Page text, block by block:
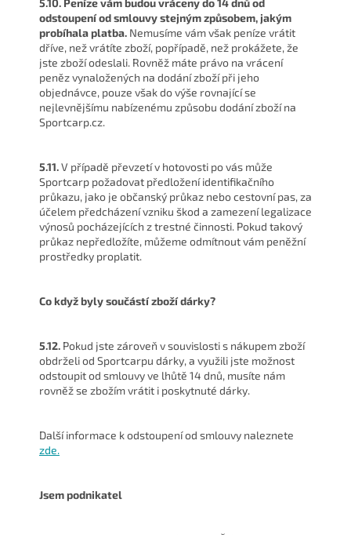
5.10. Peníze vám budou vráceny do 14 dnů od
odstoupení od smlouvy stejným způsobem, jakým
probíhala platba. Nemusíme vám však peníze vrátit
dříve, než vrátíte zboží, popřípadě, než prokážete, že
jste zboží odeslali. Rovněž máte právo na vrácení
peněz vynaložených na dodání zboží při jeho
objednávce, pouze však do výše rovnající se
nejlevnějšímu nabízenému způsobu dodání zboží na
Sportcarp.cz.
5.11.V případě převzetí v hotovosti po vás může
Sportcarp požadovat předložení identifikačního
průkazu, jako je občanský průkaz nebo cestovní pas, za
účelem předcházení vzniku škod a zamezení legalizace
výnosů pocházejících z trestné činnosti. Pokud takový
průkaz nepředložíte, můžeme odmítnout vám peněžní
prostředky proplatit.
Co když byly součástí zboží dárky?
5.12. Pokud jste zároveň v souvislosti s nákupem zboží
obdrželi od Sportcarpu dárky, a využili jste možnost
odstoupit od smlouvy ve lhůtě 14 dnů, musíte nám
rovněž se zbožím vrátit i poskytnuté dárky.
Další informace k odstoupení od smlouvy naleznete
zde.
Jsem podnikatel